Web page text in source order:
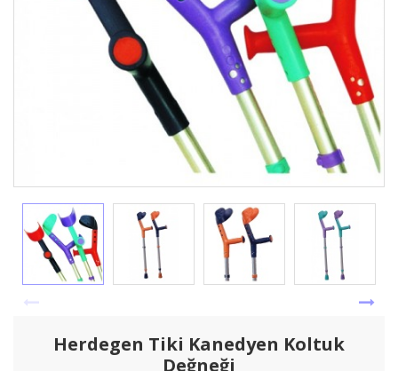
Herdegen Tiki Kanedyen Koltuk
Değneği